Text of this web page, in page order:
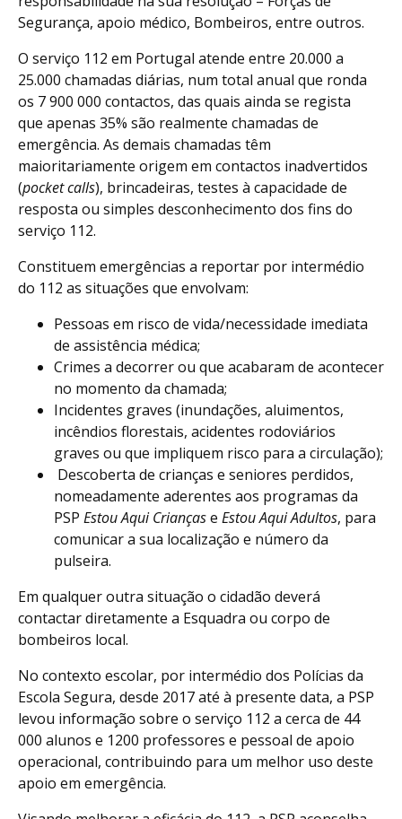
Segurança, apoio médico, Bombeiros, entre outros.
O serviço 112 em Portugal atende entre 20.000 a
25.000 chamadas diárias, num total anual que ronda
os 7 900 000 contactos, das quais ainda se regista
que apenas 35% são realmente chamadas de
emergência. As demais chamadas têm
maioritariamente origem em contactos inadvertidos
(pocket calls), brincadeiras, testes à capacidade de
resposta ou simples desconhecimento dos fins do
serviço 112.
Constituem emergências a reportar por intermédio
do 112 as situações que envolvam:
Pessoas em risco de vida/necessidade imediata
de assistência médica;
Crimes a decorrer ou que acabaram de acontecer
no momento da chamada;
Incidentes graves (inundações, aluimentos,
incêndios florestais, acidentes rodoviários
graves ou que impliquem risco para a circulação);
Descoberta de crianças e seniores perdidos,
nomeadamente aderentes aos programas da
PSP Estou Aqui Criançase Estou Aqui Adultos, para
comunicar a sua localização e número da
pulseira.
Em qualquer outra situação o cidadão deverá
contactar diretamente a Esquadra ou corpo de
bombeiros local.
No contexto escolar, por intermédio dos Polícias da
Escola Segura, desde 2017 até à presente data, a PSP
levou informação sobre o serviço 112 a cerca de 44
000 alunos e 1200 professores e pessoal de apoio
operacional, contribuindo para um melhor uso deste
apoio em emergência.